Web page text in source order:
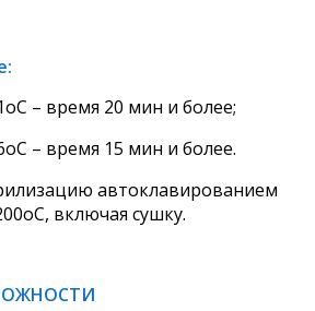
– время 20 мин и более;
– время 15 мин и более.
автоклавированием
включая сушку.